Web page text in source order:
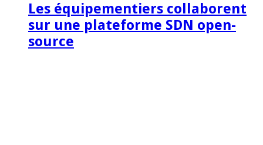
Les équipementiers collaborent
sur une plateforme SDN open-
source